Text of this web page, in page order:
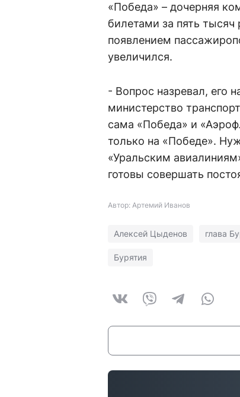
«Победа» – дочерняя
билетами за пять
появлением
увеличился.
- Вопрос назревал, его
министерство
сама «Победа» и
только на «Победе».
«Уральским
готовы совершать
Автор: Артемий Иванов
Алексей Цыденов глава
Бурятия